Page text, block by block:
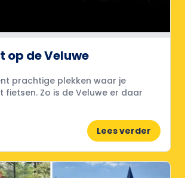
op de Veluwe
prachtige plekken waar je
fietsen. Zo is de Veluwe er daar
Lees verder